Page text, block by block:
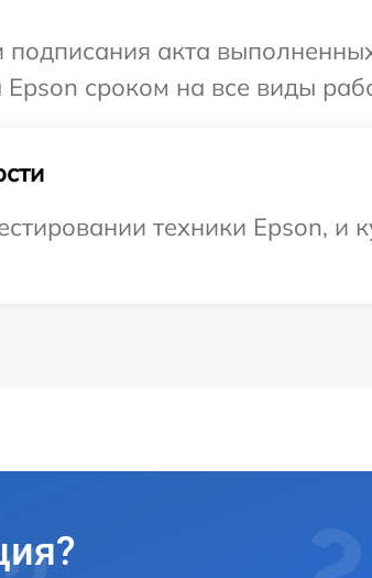
подписания акта
сроком на все виды
техники Epson, и